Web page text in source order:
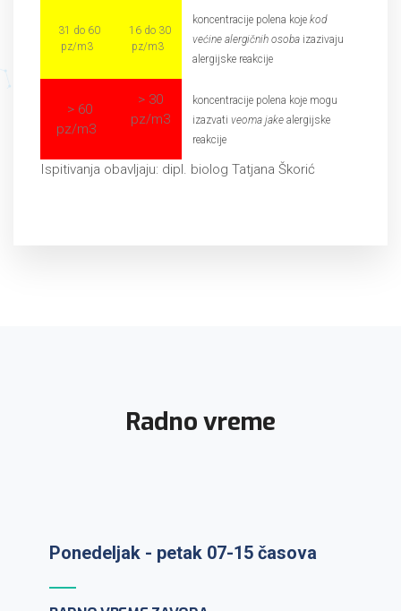
31 do 60
pz/m3
16 do 30
pz/m3
koncentracije polena koje kod
većine alergičnih osoba izazivaju
alergijske reakcije
> 60
pz/m3
> 30
pz/m3
koncentracije polena koje mogu
izazvati veoma jake alergijske
reakcije
Ispitivanja obavljaju: dipl. biolog Tatjana Škorić
Radno vreme
Ponedeljak - petak 07-15 časova
Prijem uzoraka: ponedeljak-petak 7-